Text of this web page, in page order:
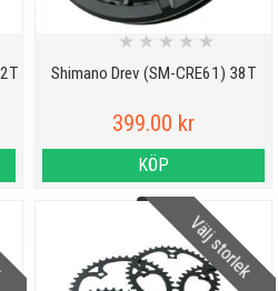
Shimano Drev (SM-CRE61) 38T
★ ★ ★ ★ ★
399.00 kr
KÖP
Välj storlek